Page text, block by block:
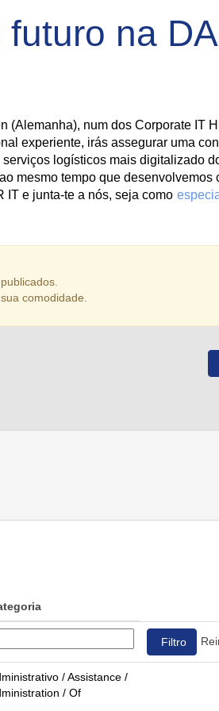
na
(Alemanha), num dos Corporate IT
experiente, irás assegurar uma
logísticos mais digitalizado
mesmo tempo que desenvolvemos
IT e junta-te a nós, seja como
comodidade.
/ Assistance /
/ Of